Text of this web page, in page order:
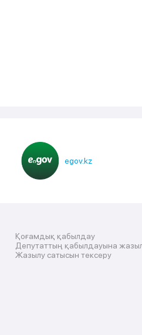
egov.kz
Қоғамдық қабылдау
Депутаттың қабылдауына
Жазылу сатысын тексеру